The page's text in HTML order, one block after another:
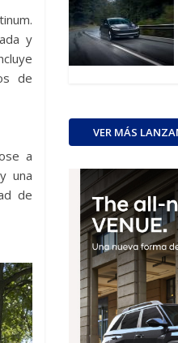
y
de
a
una
de
VER MÁS